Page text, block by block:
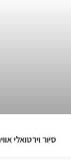
סיור וירטואלי אווירי 360 בשמי